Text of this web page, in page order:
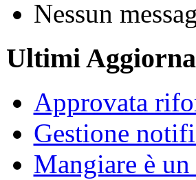
Nessun
Ultimi
Approvata
Gestione
Mangiare è